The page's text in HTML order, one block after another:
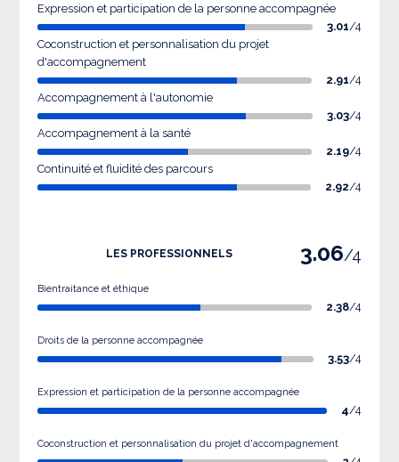
Expression et participation de la personne accompagnée
3.01/4
Coconstruction et personnalisation du projet
d'accompagnement
2.91/4
Accompagnement à l'autonomie
3.03/4
Accompagnement à la santé
2.19/4
Continuité et fluidité des parcours
2.92/4
LES PROFESSIONNELS 3.06/4
Bientraitance et éthique
2.38/4
Droits de la personne accompagnée
3.53/4
Expression et participation de la personne accompagnée
4/4
Coconstruction et personnalisation du projet d'accompagnement